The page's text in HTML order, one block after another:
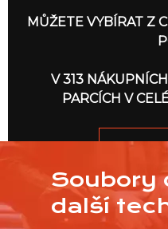
MŮŽETE VYBÍRAT Z
V 313
PARCÍCH V
Soubory
další